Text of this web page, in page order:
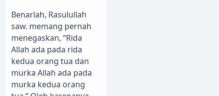
Benarlah, Rasulullah
saw. memang pernah
menegaskan, “Rida
Allah ada pada rida
kedua orang tua dan
murka Allah ada pada
murka kedua orang